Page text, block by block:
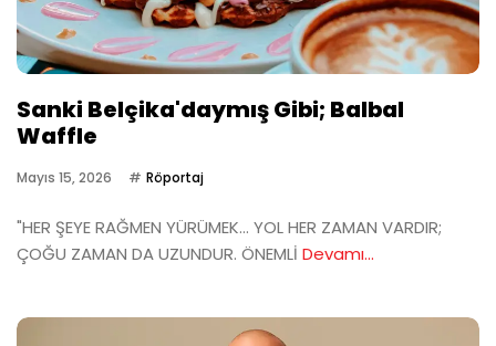
Sanki Belçika'daymış Gibi; Balbal
Waffle
Mayıs 15, 2026 Röportaj
"HER ŞEYE RAĞMEN YÜRÜMEK… YOL HER ZAMAN VARDIR;
ÇOĞU ZAMAN DA UZUNDUR. ÖNEMLİ Devamı...